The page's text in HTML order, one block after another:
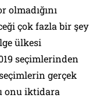
olmadığını
çok fazla bir şey
ülkesi
seçimlerinden
gerçek
onu iktidara